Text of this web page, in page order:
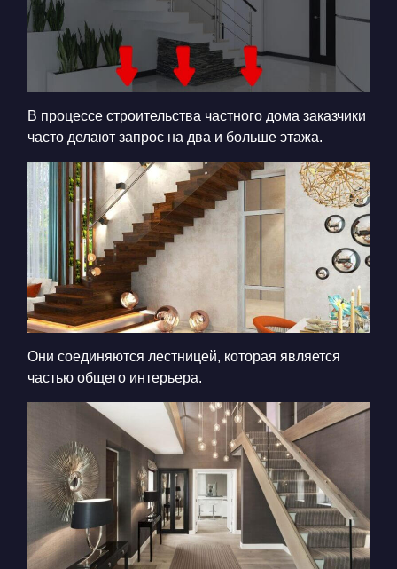
+380671500551
Заказать звонок сейчас
В процессе строительства частного дома заказчики
часто делают запрос на два и больше этажа.
Они соединяются лестницей, которая является
частью общего интерьера.